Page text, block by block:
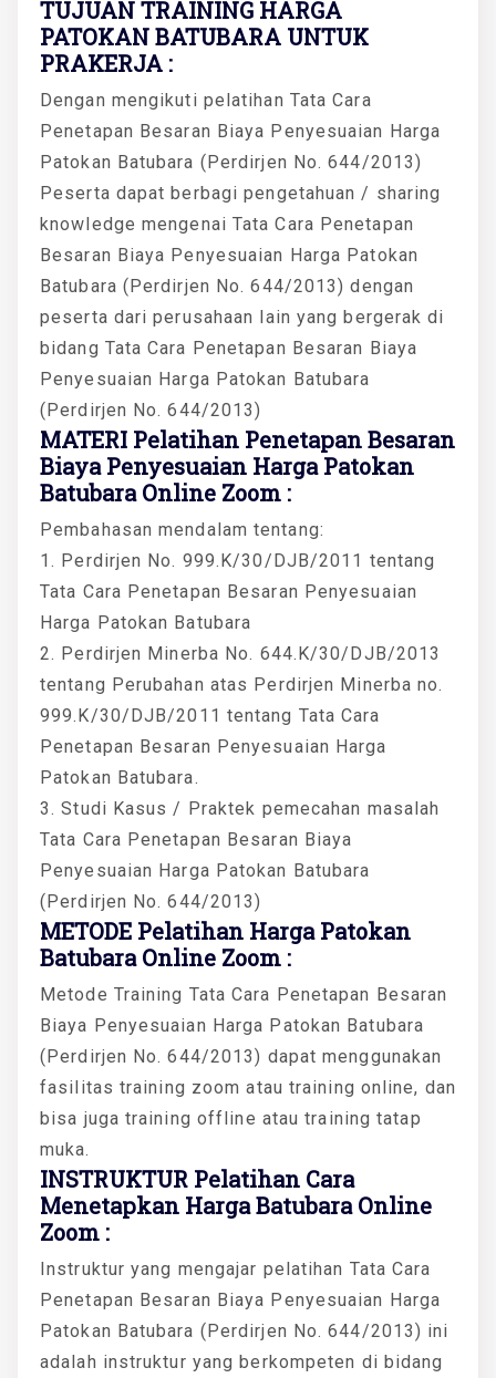
TUJUAN TRAINING HARGA
PATOKAN BATUBARA UNTUK
PRAKERJA :
Dengan mengikuti pelatihan Tata Cara
Penetapan Besaran Biaya Penyesuaian Harga
Patokan Batubara (Perdirjen No. 644/2013)
Peserta dapat berbagi pengetahuan / sharing
knowledge mengenai Tata Cara Penetapan
Besaran Biaya Penyesuaian Harga Patokan
Batubara (Perdirjen No. 644/2013) dengan
peserta dari perusahaan lain yang bergerak di
bidang Tata Cara Penetapan Besaran Biaya
Penyesuaian Harga Patokan Batubara
(Perdirjen No. 644/2013)
MATERI Pelatihan Penetapan Besaran
Biaya Penyesuaian Harga Patokan
Batubara Online Zoom :
Pembahasan mendalam tentang:
1. Perdirjen No. 999.K/30/DJB/2011 tentang
Tata Cara Penetapan Besaran Penyesuaian
Harga Patokan Batubara
2. Perdirjen Minerba No. 644.K/30/DJB/2013
tentang Perubahan atas Perdirjen Minerba no.
999.K/30/DJB/2011 tentang Tata Cara
Penetapan Besaran Penyesuaian Harga
Patokan Batubara.
3. Studi Kasus / Praktek pemecahan masalah
Tata Cara Penetapan Besaran Biaya
Penyesuaian Harga Patokan Batubara
(Perdirjen No. 644/2013)
METODE Pelatihan Harga Patokan
Batubara Online Zoom :
Metode Training Tata Cara Penetapan Besaran
Biaya Penyesuaian Harga Patokan Batubara
(Perdirjen No. 644/2013) dapat menggunakan
fasilitas training zoom atau training online, dan
bisa juga training offline atau training tatap
muka.
INSTRUKTUR Pelatihan Cara
Menetapkan Harga Batubara Online
Zoom :
Instruktur yang mengajar pelatihan Tata Cara
Penetapan Besaran Biaya Penyesuaian Harga
Patokan Batubara (Perdirjen No. 644/2013) ini
adalah instruktur yang berkompeten di bidang